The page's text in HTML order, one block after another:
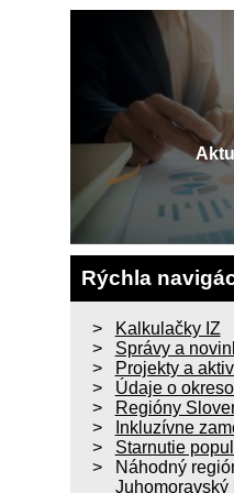
Rýchla
Kalkulačky IZ
Správy a
Projekty a
Údaje o
Regióny
Inkluzívne
Starnutie
Náhodný
Juhomoravský